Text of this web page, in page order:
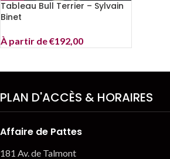
Tableau Bull Terrier – Sylvain
Binet
À partir de€192,00
PLAN D'ACCÈS & HORAIRES
Affaire de Pattes
181 Av. de Talmont